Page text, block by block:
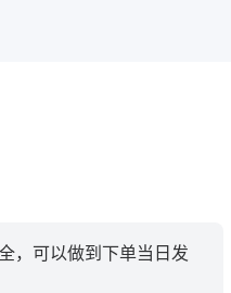
，可以做到下单当日发